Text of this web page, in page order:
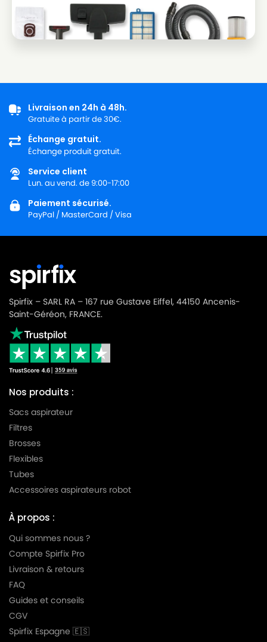
GANSOW
GANSOW NEVADA 515HP
GANSOW
GANSOW NRG 1/30 CLEAN
GANSOW
GANSOW PANDA 215HPC
GANSOW
GANSOW PANDA 515
GANSOW
GANSOW PLAY STEEL 515
GANSOW
GANSOW
GANSOW PLAY YES 515
GANSOW
GANSOW PULSAR
GANSOW
GANSOW
GANSOW
GANSOW S-100 BOX
GANSOW
GANSOW
GANSOW SN 1264
GANSOW
GANSOW
GANSOW
GANSOW
GANSOW
GANSOW YP 1/27
GANSOW
GANSOW
GANSOW
Livraison en 24h à 48h.
Gratuite à partir de 30€.
Échange gratuit.
Échange produit gratuit.
Service client
Lun. au vend. de 9:00-17:00
Paiement sécurisé.
PayPal / MasterCard / Visa
Spirfix – SARL RA – 167 rue Gustave Eiffel, 44150 Ancenis-
Saint-Géréon, FRANCE.
Nos produits :
Sacs aspirateur
Filtres
Brosses
Flexibles
Tubes
Accessoires aspirateurs robot
À propos :
Qui sommes nous ?
Compte Spirfix Pro
Livraison & retours
FAQ
Guides et conseils
CGV
Spirfix Espagne 🇪🇸